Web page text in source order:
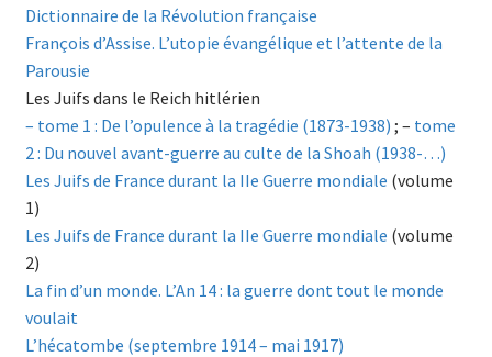
Dictionnaire de la Révolution française
François d’Assise. L’utopie évangélique et l’attente de la
Parousie
Les Juifs dans le Reich hitlérien
– tome 1 : De l’opulence à la tragédie (1873-1938) ; – tome
2 : Du nouvel avant-guerre au culte de la Shoah (1938-…)
Les Juifs de France durant la IIe Guerre mondiale (volume
1)
Les Juifs de France durant la IIe Guerre mondiale (volume
2)
La fin d’un monde. L’An 14 : la guerre dont tout le monde
voulait
L’hécatombe (septembre 1914 – mai 1917)